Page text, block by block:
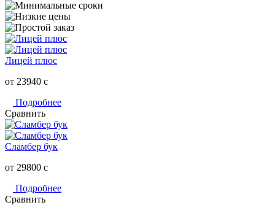
Лицей плюс
от 23940 c
Подробнее
Сравнить
Сламбер бук
от 29800 c
Подробнее
Сравнить